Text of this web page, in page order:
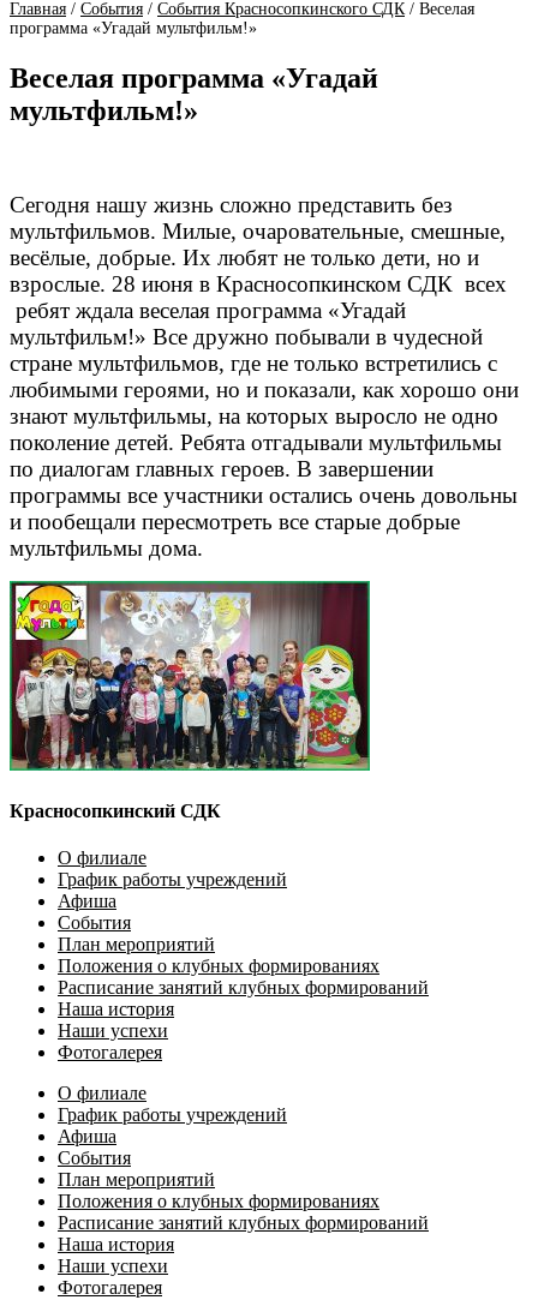
Главная / События / События Красносопкинского СДК / Веселая
программа «Угадай мультфильм!»
Веселая программа «Угадай
мультфильм!»
Сегодня нашу жизнь сложно представить без
мультфильмов. Милые, очаровательные, смешные,
весёлые, добрые. Их любят не только дети, но и
взрослые. 28 июня в Красносопкинском СДК всех
ребят ждала веселая программа «Угадай
мультфильм!» Все дружно побывали в чудесной
стране мультфильмов, где не только встретились с
любимыми героями, но и показали, как хорошо они
знают мультфильмы, на которых выросло не одно
поколение детей. Ребята отгадывали мультфильмы
по диалогам главных героев. В завершении
программы все участники остались очень довольны
и пообещали пересмотреть все старые добрые
мультфильмы дома.
Красносопкинский СДК
О филиале
График работы учреждений
Афиша
События
План мероприятий
Положения о клубных формированиях
Расписание занятий клубных формирований
Наша история
Наши успехи
Фотогалерея
О филиале
График работы учреждений
Афиша
События
План мероприятий
Положения о клубных формированиях
Расписание занятий клубных формирований
Наша история
Наши успехи
Фотогалерея